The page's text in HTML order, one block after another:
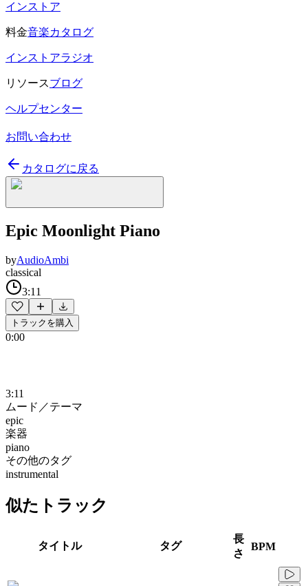
インストア
料金音楽カタログ
インストアラジオ
リソースブログ
ヘルプセンター
お問い合わせ
カタログに戻る
Epic Moonlight Piano
byAudioAmbi
classical
3:11
トラックを購入
0:00
3:11
ムード／テーマ
epic
楽器
piano
その他のタグ
instrumental
似たトラック
タイトル タグ
長
さ
BPM